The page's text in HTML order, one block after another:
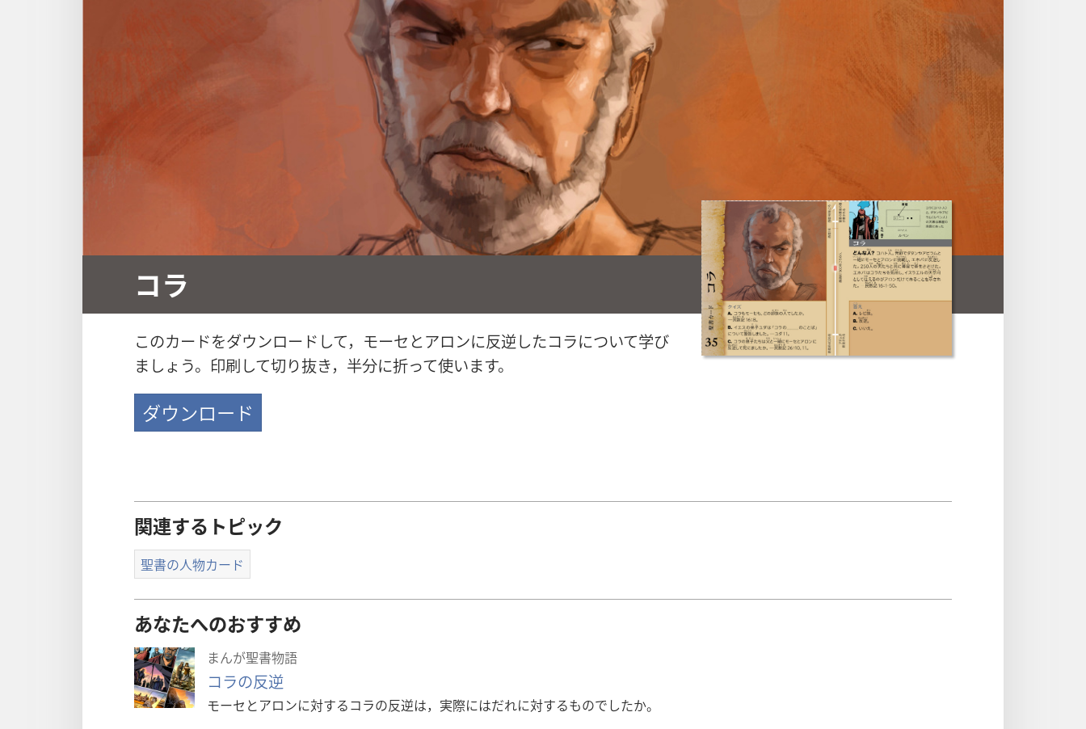
コラ
このカードをダウンロードして，モーセとアロンに反逆したコラについて学び
ましょう。印刷して切り抜き，半分に折って使います。
ダウンロード
関連するトピック
聖書の人物カード
あなたへのおすすめ
まんが聖書物語
コラの反逆
モーセとアロンに対するコラの反逆は，実際にはだれに対するものでしたか。